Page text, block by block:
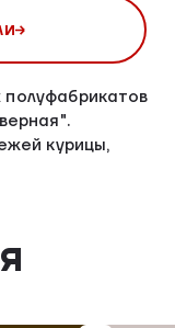
курицы,